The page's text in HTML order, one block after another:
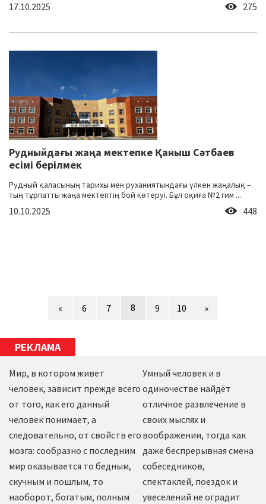
17.10.2025 275
Рудныйдағы жаңа мектепке Қаныш Сәтбаев
есімі берілмек
Рудный қаласының тарихы мен руханиятындағы үлкен жаңалық –
тың тұрпатты жаңа мектептің бой көтеруі. Бұл оқиға №2 гим ...
10.10.2025 448
« 6 7 8 9 10 »
РЕКЛАМА
Мир, в котором живет
человек, зависит прежде всего
от того, как его данный
человек понимает, а
следовательно, от свойств его
мозга: сообразно с последним
мир оказывается то бедным,
скучным и пошлым, то
наоборот, богатым, полным
Умный человек и в
одиночестве найдёт
отличное развлечение в
своих мыслях и
воображении, тогда как
даже беспрерывная смена
собеседников,
спектаклей, поездок и
увеселений не оградит